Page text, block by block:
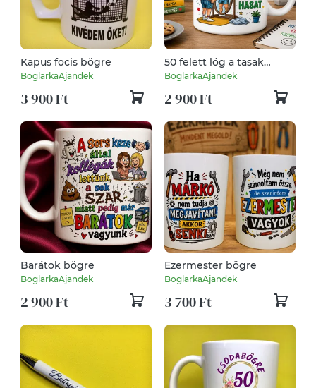
Kapus focis bögre
BoglarkaAjandek
3 900 Ft
50 felett lóg a tasak
bögre
BoglarkaAjandek
2 900 Ft
Barátok bögre
BoglarkaAjandek
2 900 Ft
Ezermester bögre
BoglarkaAjandek
3 700 Ft